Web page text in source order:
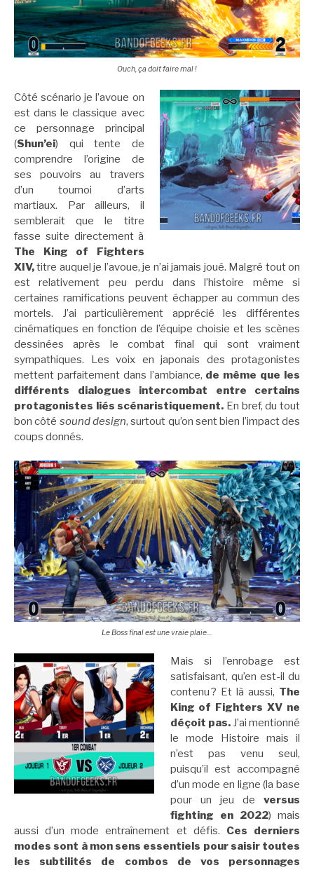
Ouch, ça doit faire mal !
Côté scénario je l’avoue on
est dans le classique avec
ce personnage principal
(Shun’ei) qui tente de
comprendre l’origine de
ses pouvoirs au travers
d’un tournoi d’arts
martiaux. Par ailleurs, il
semblerait que le titre
fasse suite directement à
The King of Fighters
XIV,titre auquel je l’avoue, je n’ai jamais joué. Malgré tout on
est relativement peu perdu dans l’histoire même si
certaines ramifications peuvent échapper au commun des
mortels. J’ai particulièrement apprécié les différentes
cinématiques en fonction de l’équipe choisie et les scènes
dessinées après le combat final qui sont vraiment
sympathiques. Les voix en japonais des protagonistes
mettent parfaitement dans l’ambiance, de même que les
différents dialogues intercombat entre certains
protagonistes liés scénaristiquement. En bref, du tout
bon côté sound design, surtout qu’on sent bien l’impact des
coups donnés.
Le Boss final est une vraie plaie…
Mais si l’enrobage est
satisfaisant, qu’en est-il du
contenu ? Et là aussi, The
King of Fighters XV ne
déçoit pas. J’ai mentionné
le mode Histoire mais il
n’est pas venu seul,
puisqu’il est accompagné
d’un mode en ligne (la base
pour un jeu de versus
fighting en 2022) mais
aussi d’un mode entraînement et défis. Ces derniers
modes sont à mon sens essentiels pour saisir toutes
les subtilités de combos de vos personnages